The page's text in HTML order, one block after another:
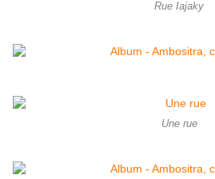
Rue Iajaky
Une rue